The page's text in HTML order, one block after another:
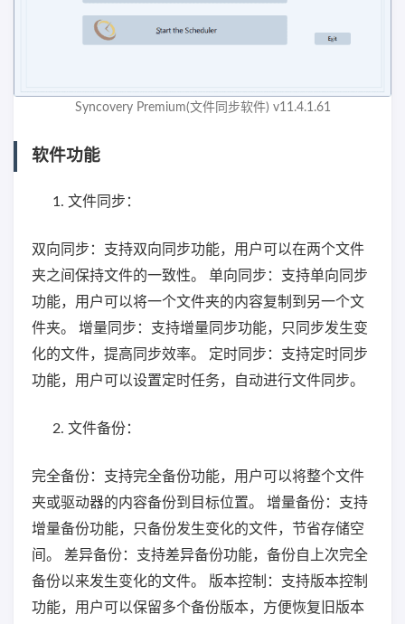
Syncovery Premium(文件同步软件) v11.4.1.61
软件功能
文件同步：
双向同步：支持双向同步功能，用户可以在两个文件
夹之间保持文件的一致性。 单向同步：支持单向同步
功能，用户可以将一个文件夹的内容复制到另一个文
件夹。 增量同步：支持增量同步功能，只同步发生变
化的文件，提高同步效率。 定时同步：支持定时同步
功能，用户可以设置定时任务，自动进行文件同步。
文件备份：
完全备份：支持完全备份功能，用户可以将整个文件
夹或驱动器的内容备份到目标位置。 增量备份：支持
增量备份功能，只备份发生变化的文件，节省存储空
间。 差异备份：支持差异备份功能，备份自上次完全
备份以来发生变化的文件。 版本控制：支持版本控制
功能，用户可以保留多个备份版本，方便恢复旧版本